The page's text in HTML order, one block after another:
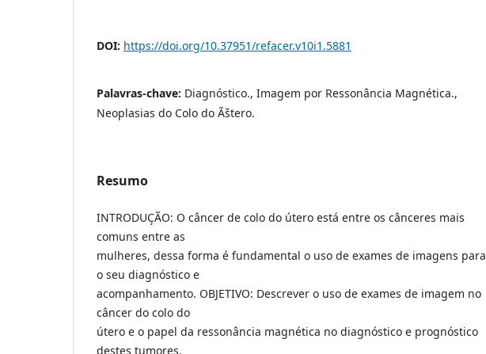
DOI: https://doi.org/10.37951/refacer.v10i1.5881
Palavras-chave: Diagnóstico., Imagem por Ressonância Magnética.,
Neoplasias do Colo do Ãštero.
Resumo
INTRODUÇÃO: O câncer de colo do útero está entre os cânceres mais
comuns entre as
mulheres, dessa forma é fundamental o uso de exames de imagens para
o seu diagnóstico e
acompanhamento. OBJETIVO: Descrever o uso de exames de imagem no
câncer do colo do
útero e o papel da ressonância magnética no diagnóstico e prognóstico
destes tumores.